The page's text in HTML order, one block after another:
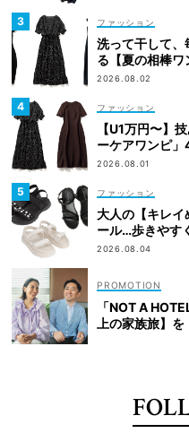
ファッション
洗って干して、
る【夏の相棒
2026.08.02
ファッション
【U1万円〜】
ーケアワンピ」
2026.08.01
ファッション
大人の【キレイ
ール…歩きやす
2026.08.04
「NOT A
上の家族旅】を